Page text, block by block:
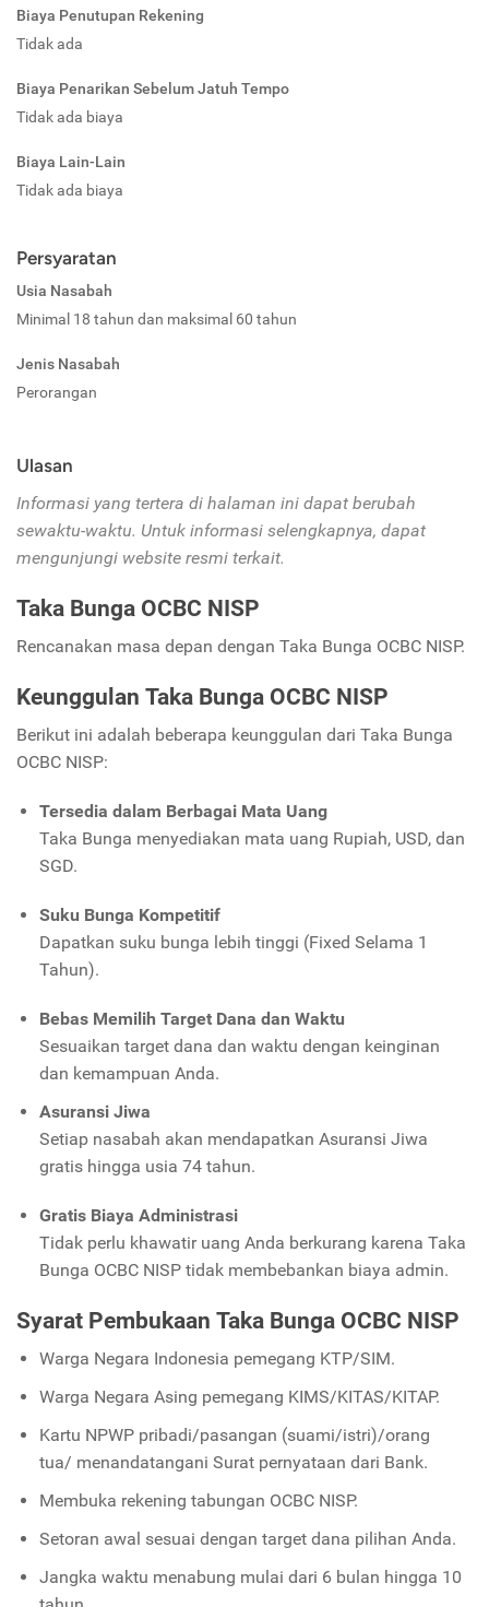
Biaya Penutupan Rekening
Tidak ada
Biaya Penarikan Sebelum Jatuh Tempo
Tidak ada biaya
Biaya Lain-Lain
Tidak ada biaya
Persyaratan
Usia Nasabah
Minimal 18 tahun dan maksimal 60 tahun
Jenis Nasabah
Perorangan
Ulasan
Informasi yang tertera di halaman ini dapat berubah
sewaktu-waktu. Untuk informasi selengkapnya, dapat
mengunjungi website resmi terkait.
Taka Bunga OCBC NISP
Rencanakan masa depan dengan Taka Bunga OCBC NISP.
Keunggulan Taka Bunga OCBC NISP
Berikut ini adalah beberapa keunggulan dari Taka Bunga
OCBC NISP:
Tersedia dalam Berbagai Mata Uang
Taka Bunga menyediakan mata uang Rupiah, USD, dan
SGD.
Suku Bunga Kompetitif
Dapatkan suku bunga lebih tinggi (Fixed Selama 1
Tahun).
Bebas Memilih Target Dana dan Waktu
Sesuaikan target dana dan waktu dengan keinginan
dan kemampuan Anda.
Asuransi Jiwa
Setiap nasabah akan mendapatkan Asuransi Jiwa
gratis hingga usia 74 tahun.
Gratis Biaya Administrasi
Tidak perlu khawatir uang Anda berkurang karena Taka
Bunga OCBC NISP tidak membebankan biaya admin.
Syarat Pembukaan Taka Bunga OCBC NISP
Warga Negara Indonesia pemegang KTP/SIM.
Warga Negara Asing pemegang KIMS/KITAS/KITAP.
Kartu NPWP pribadi/pasangan (suami/istri)/orang
tua/ menandatangani Surat pernyataan dari Bank.
Membuka rekening tabungan OCBC NISP.
Setoran awal sesuai dengan target dana pilihan Anda.
Jangka waktu menabung mulai dari 6 bulan hingga 10